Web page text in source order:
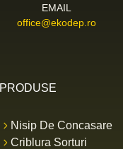
PRODUSE
Nisip De Concasare
Criblura Sorturi
EMAIL
office@ekodep.ro